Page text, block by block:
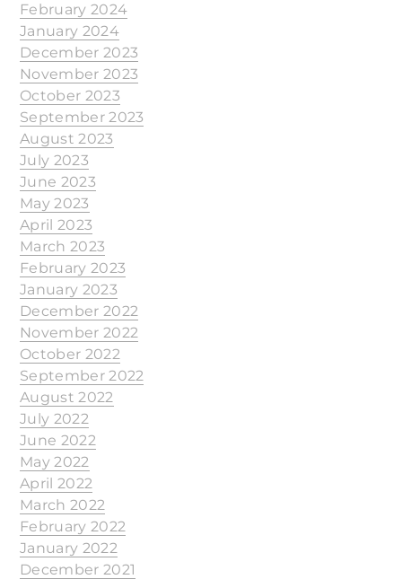
February 2024
January 2024
December 2023
November 2023
October 2023
September 2023
August 2023
July 2023
June 2023
May 2023
April 2023
March 2023
February 2023
January 2023
December 2022
November 2022
October 2022
September 2022
August 2022
July 2022
June 2022
May 2022
April 2022
March 2022
February 2022
January 2022
December 2021